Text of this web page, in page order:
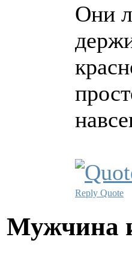
Они
Reply Quote
Мужчина